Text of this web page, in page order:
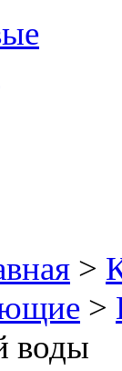
>
>
воды